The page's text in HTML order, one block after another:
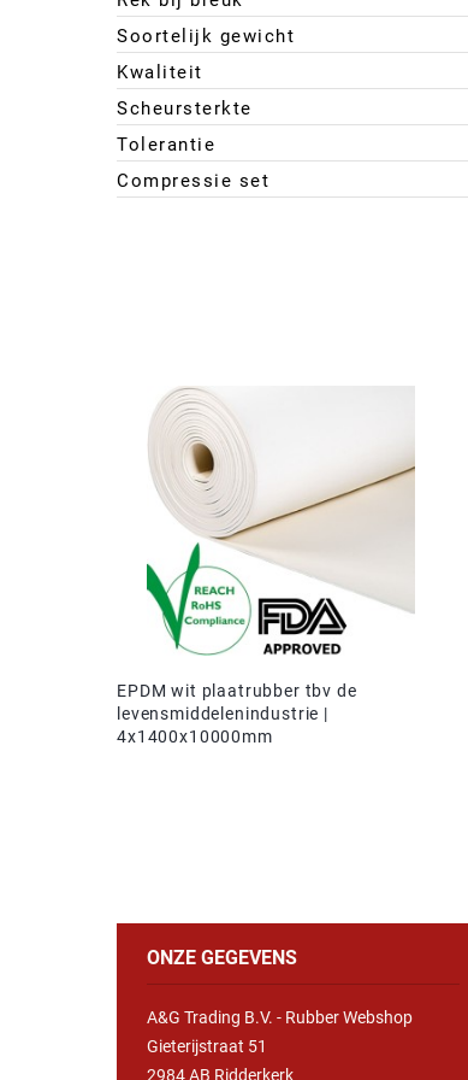
Soortelijk gewicht
Kwaliteit
Scheursterkte
Tolerantie
Compressie set
EPDM wit plaatrubber tbv de
levensmiddelenindustrie |
4x1400x10000mm
ONZE GEGEVENS
A&G Trading B.V. - Rubber Webshop
Gieterijstraat 51
2984 AB Ridderkerk